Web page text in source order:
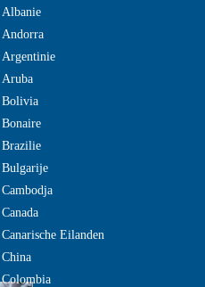
Albanie
Andorra
Argentinie
Aruba
Bolivia
Bonaire
Brazilie
Bulgarije
Cambodja
Canada
Canarische Eilanden
China
Colombia